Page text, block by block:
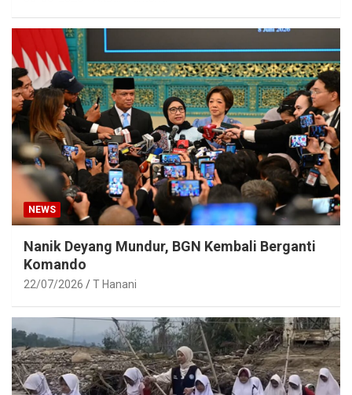
NEWS
Nanik Deyang Mundur, BGN Kembali Berganti
Komando
22/07/2026 T Hanani